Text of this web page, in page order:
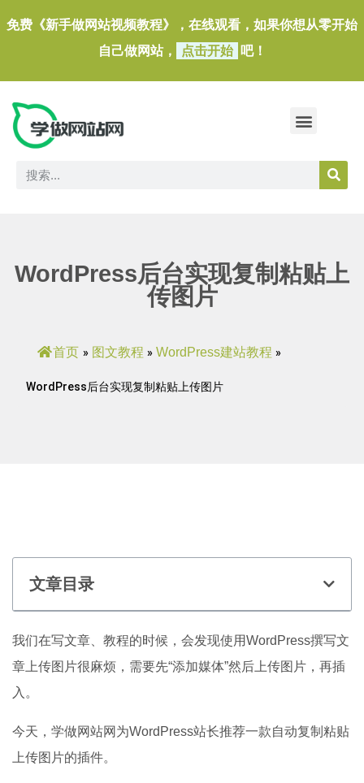
免费《新手做网站视频教程》，在线观看，如果你想从零开始
自己做网站，
点击开始 吧！
WordPress后台实现复制粘贴上
传图片
首页 » 图文教程 » WordPress建站教程 »
WordPress后台实现复制粘贴上传图片
文章目录
我们在写文章、教程的时候，会发现使用WordPress撰写文
章上传图片很麻烦，需要先“添加媒体”然后上传图片，再插
入。
今天，学做网站网为WordPress站长推荐一款自动复制粘贴
上传图片的插件。